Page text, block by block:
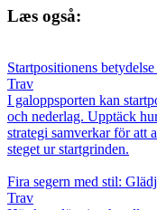
Læs også:
Startpositionens
Trav
I galoppsporten kan
och nederlag. Upptäck
strategi samverkar för att
steget ur startgrinden.
Fira segern med stil:
Trav